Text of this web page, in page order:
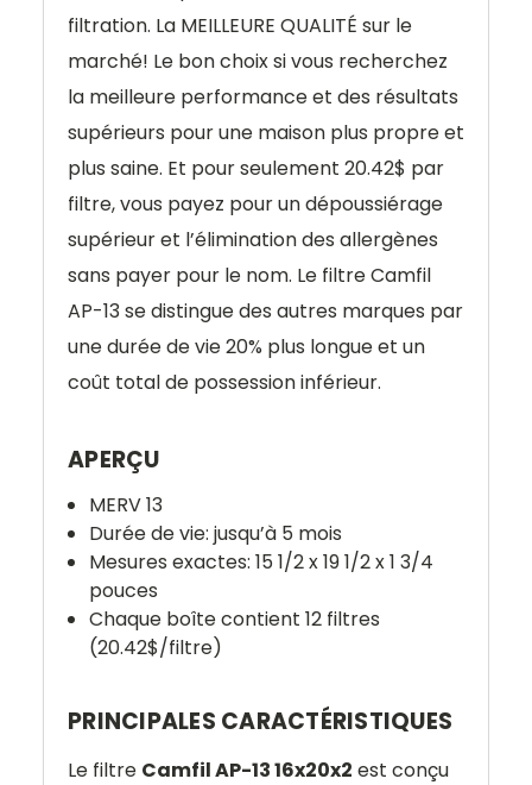
filtration. La MEILLEURE QUALITÉ sur le
marché! Le bon choix si vous recherchez
la meilleure performance et des résultats
supérieurs pour une maison plus propre et
plus saine. Et pour seulement 20.42$ par
filtre, vous payez pour un dépoussiérage
supérieur et l’élimination des allergènes
sans payer pour le nom. Le filtre Camfil
AP-13 se distingue des autres marques par
une durée de vie 20% plus longue et un
coût total de possession inférieur.
APERÇU
MERV 13
Durée de vie: jusqu’à 5 mois
Mesures exactes: 15 1/2 x 19 1/2 x 1 3/4
pouces
Chaque boîte contient 12 filtres
(20.42$/filtre)
PRINCIPALES CARACTÉRISTIQUES
Le filtre Camfil AP-13 16x20x2 est conçu